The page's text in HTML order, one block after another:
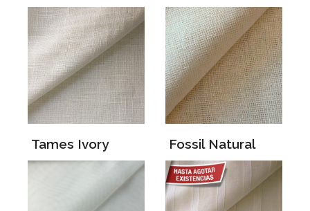
Tames Ivory Fossil Natural